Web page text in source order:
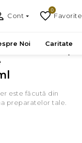
Cont Favorite
0
Noi Caritate
este făcută din
preparatelor tale.